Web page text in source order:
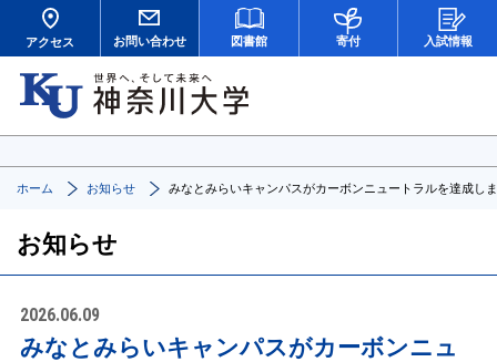
アクセス お問い合わせ 図書館 寄付 入試情報
ホーム お知らせ みなとみらいキャンパスがカーボンニュートラルを達成し
お知らせ
2026.06.09
みなとみらいキャンパスがカーボンニュ